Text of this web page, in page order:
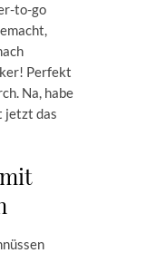
to-go
Perfekt
Na, habe
jetzt das